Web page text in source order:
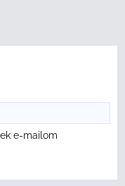
e-mailom